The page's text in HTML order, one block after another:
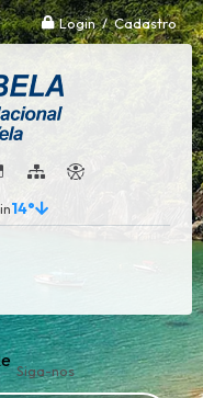
Login / Cadastro
14°
Siga-nos